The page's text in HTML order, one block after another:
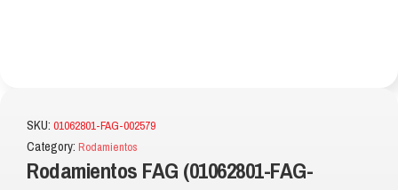
SKU: 01062801-FAG-002579
Category: Rodamientos
Rodamientos FAG (01062801-FAG-